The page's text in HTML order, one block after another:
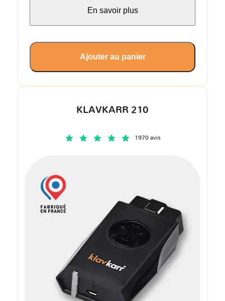
KLAVKARR 210
1970 avis
En savoir plus
Ajouter au panier